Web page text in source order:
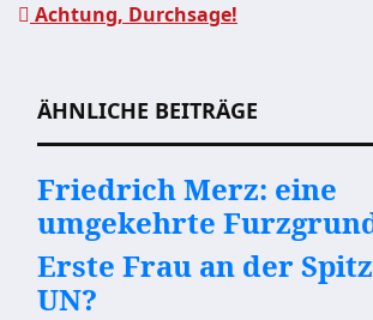
Achtung, Durchsage!
ÄHNLICHE BEITRÄGE
Friedrich Merz: eine
umgekehrte
Erste Frau an der
UN?